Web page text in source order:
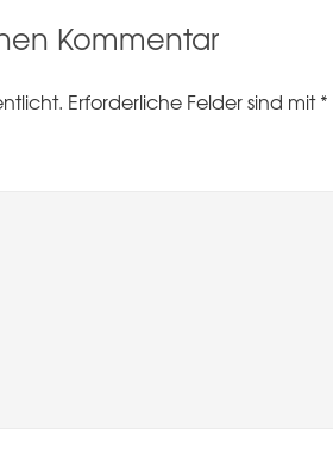
Kommentar
Erforderliche Felder sind mit*